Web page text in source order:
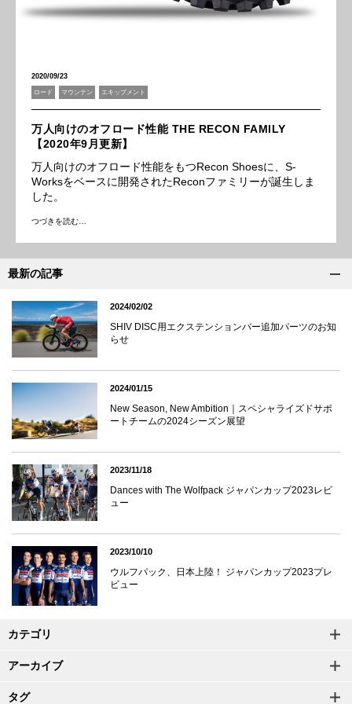
2020/09/23
ロード マウンテン エキップメント
万人向けのオフロード性能 THE RECON FAMILY
【2020年9月更新】
万人向けのオフロード性能をもつRecon Shoesに、S-
Worksをベースに開発されたReconファミリーが誕生しま
した。
つづきを読む…
最新の記事
2024/02/02
SHIV DISC用エクステンションバー追加パーツのお知
らせ
2024/01/15
New Season, New Ambition｜スペシャライズドサポ
ートチームの2024シーズン展望
2023/11/18
Dances with The Wolfpack ジャパンカップ2023レビ
ュー
2023/10/10
ウルフパック、日本上陸！ ジャパンカップ2023プレ
ビュー
カテゴリ
アーカイブ
タグ